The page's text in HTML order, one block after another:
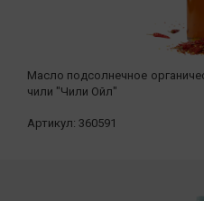
Масло подсолнечное
чили "Чили Ойл"
Артикул: 360591